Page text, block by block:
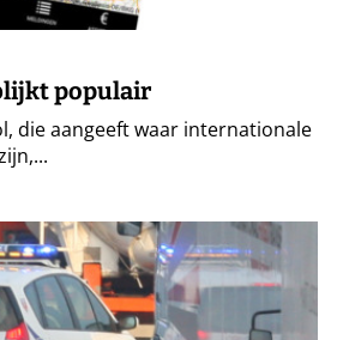
populair
die aangeeft waar internationale